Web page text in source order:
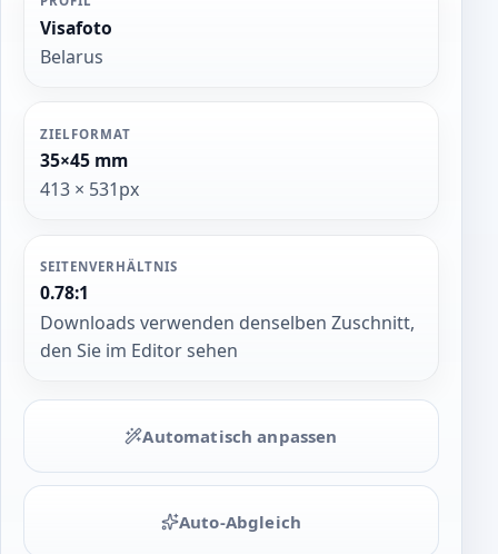
Visafoto
Belarus
ZIELFORMAT
35×45 mm
413 × 531px
SEITENVERHÄLTNIS
0.78:1
Downloads verwenden denselben Zuschnitt,
den Sie im Editor sehen
Automatisch anpassen
Auto-Abgleich